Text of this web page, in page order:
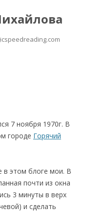
7 ноября 1970г. В
городе Горячий
в этом блоге мои. В
почти из окна
3 минуты в верх
и сделать